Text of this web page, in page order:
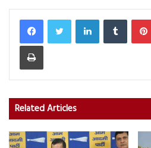
LinkedInTumblr
Print
Related Articles